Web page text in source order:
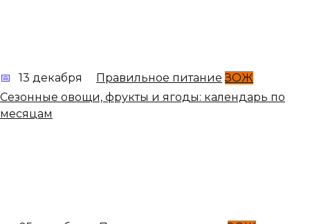
13 декабря Правильное питание ЗОЖ
Сезонные овощи, фрукты и ягоды: календарь по
месяцам